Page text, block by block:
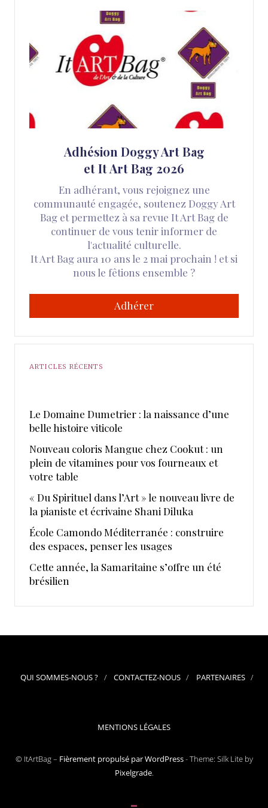
Adhésion Doggy Art Bag
et It Art Bag 2026
En adhérant, vous rejoignez une
communauté engagée, soutenez Doggy Art
Bag et permettez à sa revue It Art Bag de
continuer de vous tenir informer de
l'actualité culturelle.
It Art Bag aura 10 ans le 2 mai prochain ! et si
nous le fêtions ensemble ?
Adhérer
ARTICLES RÉCENTS
Le Domaine Dumetrier : la naissance d’une
belle histoire viticole
Nouveau coloris Mangue chez Cookut : un
plein de vitamines pour vos fourneaux et
votre table
« Du Spirituel dans l’Art » le nouveau livre de
la pianiste et écrivaine Shani Diluka
École Camondo Méditerranée : construire
des espaces, penser les usages
Cette année, la Samaritaine s’offre un été
brésilien
QUI SOMMES-NOUS ? CONTACTEZ-NOUS PARTENAIRES
MENTIONS LÉGALES
© ItArtBag – Fièrement propulsé par WordPress-Theme: Silk Lite by
Pixelgrade.